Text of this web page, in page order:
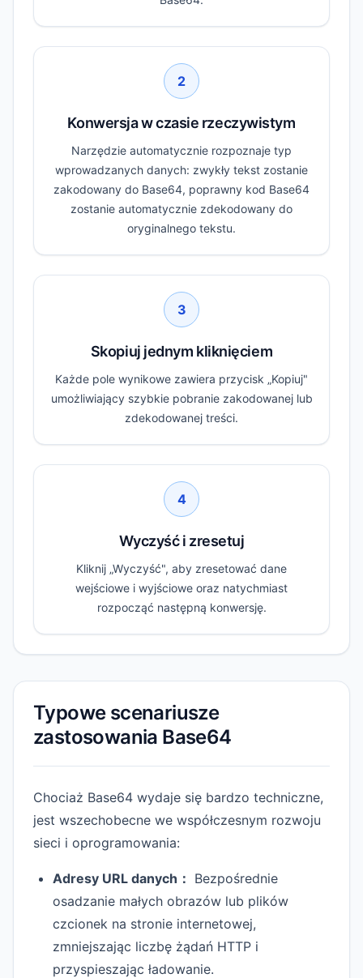
2
Konwersja w czasie rzeczywistym
Narzędzie automatycznie rozpoznaje typ
wprowadzanych danych: zwykły tekst zostanie
zakodowany do Base64, poprawny kod Base64
zostanie automatycznie zdekodowany do
oryginalnego tekstu.
3
Skopiuj jednym kliknięciem
Każde pole wynikowe zawiera przycisk „Kopiuj"
umożliwiający szybkie pobranie zakodowanej lub
zdekodowanej treści.
4
Wyczyść i zresetuj
Kliknij „Wyczyść", aby zresetować dane
wejściowe i wyjściowe oraz natychmiast
rozpocząć następną konwersję.
Typowe scenariusze
zastosowania Base64
Chociaż Base64 wydaje się bardzo techniczne,
jest wszechobecne we współczesnym rozwoju
sieci i oprogramowania:
Adresy URL danych： Bezpośrednie
osadzanie małych obrazów lub plików
czcionek na stronie internetowej,
zmniejszając liczbę żądań HTTP i
przyspieszając ładowanie.